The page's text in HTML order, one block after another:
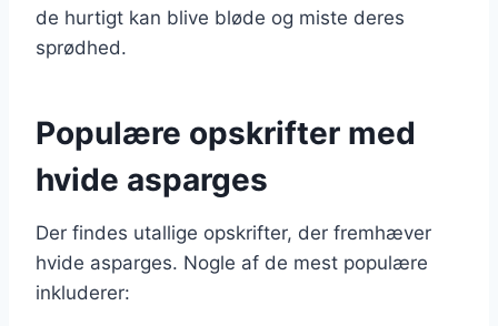
de hurtigt kan blive bløde og miste deres
sprødhed.
Populære opskrifter med
hvide asparges
Der findes utallige opskrifter, der fremhæver
hvide asparges. Nogle af de mest populære
inkluderer: